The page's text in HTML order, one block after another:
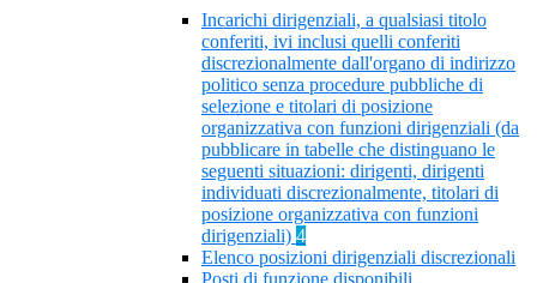
Incarichi dirigenziali, a qualsiasi titolo
conferiti, ivi inclusi quelli conferiti
discrezionalmente dall'organo di indirizzo
politico senza procedure pubbliche di
selezione e titolari di posizione
organizzativa con funzioni dirigenziali (da
pubblicare in tabelle che distinguano le
seguenti situazioni: dirigenti, dirigenti
individuati discrezionalmente, titolari di
posizione organizzativa con funzioni
dirigenziali) 4
Elenco posizioni dirigenziali discrezionali